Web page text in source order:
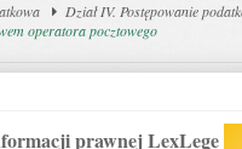
Dział IV. Postępowanie
operatora pocztowego
prawnej LexLege